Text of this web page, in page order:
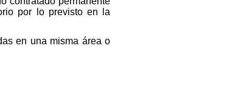
por lo previsto en la
en una misma área o